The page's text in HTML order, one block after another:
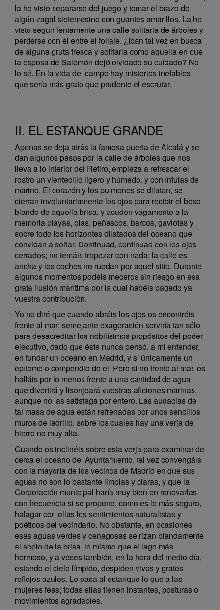
la he visto separarse del juego y tomar el brazo de
algún zagal sietemesino con guantes amarillos. La he
visto seguir lentamente una calle solitaria de árboles y
perderse con él entre el follaje. ¿Iban tal vez en busca
de alguna gruta fresca y solitaria como aquella en que
la esposa de Salomón dejó olvidado su cuidado? No
lo sé. En la vida del campo hay misterios inefables
que sería más grato que prudente el escrutar.
II. EL ESTANQUE GRANDE
Apenas se deja atrás la famosa puerta de Alcalá y se
dan algunos pasos por la calle de árboles que nos
lleva a lo interior del Retiro, empieza a refrescar el
rostro un vientecillo ligero y húmedo, y con ínfulas de
marino. El corazón y los pulmones se dilatan, se
cierran involuntariamente los ojos para recibir el beso
blando de aquella brisa, y acuden vagamente a la
memoria playas, olas, peñascos, barcos, gaviotas y
sobre todo los horizontes dilatados del oceano que
convidan a soñar. Continuad, continuad con los ojos
cerrados; no temáis tropezar con nada; la calle es
ancha y los coches no ruedan por aquel sitio. Durante
algunos momentos podéis meceros sin riesgo en esa
grata ilusión marítima por la cual habéis pagado ya
vuestra contribución.
Yo no diré que cuando abráis los ojos os encontréis
frente al mar; semejante exageración serviría tan sólo
para desacreditar los nobilísimos propósitos del poder
ejecutivo, dado que éste nunca pensó, a mi entender,
en fundar un oceano en Madrid, y sí únicamente un
epítome o compendio de él. Pero si no frente al mar, os
halláis por lo menos frente a una cantidad de agua
que divertirá y lisonjeará vuestras aficiones marinas,
aunque no las satisfaga por entero. Las audacias de
tal masa de agua están refrenadas por unos sencillos
muros de ladrillo, sobre los cuales hay una verja de
hierro no muy alta.
Cuando os inclinéis sobre esta verja para examinar de
cerca el oceano del Ayuntamiento, tal vez convengáis
con la mayoría de los vecinos de Madrid en que sus
aguas no son lo bastante limpias y claras, y que la
Corporación municipal haría muy bien en renovarlas
con frecuencia si se propone, como es lo más seguro,
halagar con ellas los sentimientos naturalistas y
poéticos del vecindario. No obstante, en ocasiones,
esas aguas verdes y cenagosas se rizan blandamente
al soplo de la brisa, lo mismo que el lago más
hermoso, y a veces también, en la hora del medio día,
estando el cielo límpido, despiden vivos y gratos
reflejos azules. Le pasa al estanque lo que a las
mujeres feas; todas ellas tienen instantes, posturas o
movimientos agradables.